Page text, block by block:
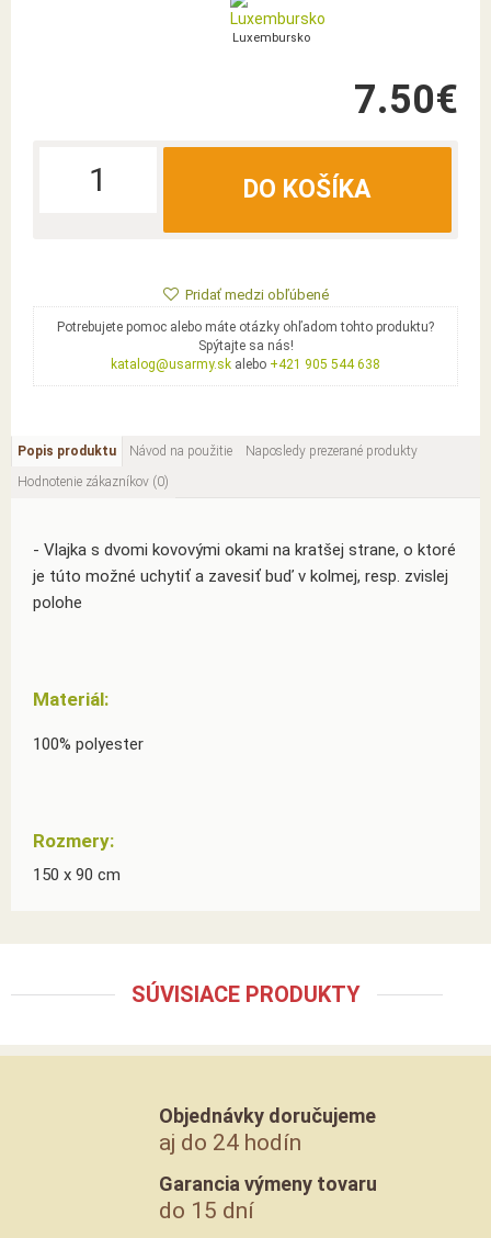
Luxembursko
7.50€
DO KOŠÍKA
Pridať medzi obľúbené
Potrebujete pomoc alebo máte otázky ohľadom tohto produktu?
Spýtajte sa nás!
katalog@usarmy.sk alebo +421 905 544 638
Popis produktu Návod na použitie
Naposledy prezerané produkty
Hodnotenie zákazníkov (0)
- Vlajka s dvomi kovovými okami na kratšej strane, o ktoré
je túto možné uchytiť a zavesiť buď v kolmej, resp. zvislej
polohe
Materiál:
100% polyester
Rozmery:
150 x 90 cm
SÚVISIACE PRODUKTY
Objednávky doručujeme
aj do 24 hodín
Garancia výmeny tovaru
do 15 dní